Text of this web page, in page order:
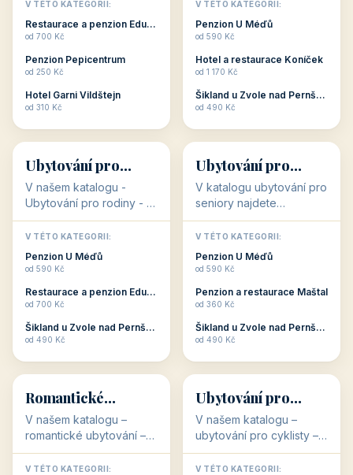
dovolenou přímo
souvisejí. Aktivní
odpočinek jso...
V TÉTO KATEGORII:
Restaurace a penzion Eduard
od 700 Kč
Penzion Pepicentrum
od 250 Kč
Hotel Garni Vildštejn
od 310 Kč
cenově dostupné
ubytování v ČR. Budete
c...
V TÉTO KATEGORII:
Penzion U Méďů
od 590 Kč
Hotel a restaurace Koníček
od 1 170 Kč
Šikland u Zvole nad Pernštejnem
od 490 Kč
👨‍👩‍👧‍👦
👨‍👩‍👧‍👦
34 objektů
Ubytování pro
rodiny
V našem katalogu -
Ubytování pro rodiny -
jsou pro Vás připraveny
objekty, které svojí
polohou či vybaveností,
nabízí klidné ubytování
V TÉTO KATEGORII:
Penzion U Méďů
od 590 Kč
Restaurace a penzion Eduard
od 700 Kč
Šikland u Zvole nad Pernštejnem
od 490 Kč
🧓
🧓
33 objektů
Ubytování pro
seniory
V katalogu ubytování pro
seniory najdete
penziony a hotely, které
jsou přizpůsobeny pro
ubytování klientů vyššího
věku. Některé z nich
V TÉTO KATEGORII:
Penzion U Méďů
od 590 Kč
Penzion a restaurace Maštal
od 360 Kč
Šikland u Zvole nad Pernštejnem
od 490 Kč
💕
💕
Romantické
ubytování
V našem katalogu –
romantické ubytování –
jsou pro Vás připraveny
objekty, které svojí
V TÉTO KATEGORII:
🚴
🚴
32 objektů
Ubytování pro
cyklisty
V našem katalogu –
ubytování pro cyklisty –
jsou pro Vás připraveny
objekty, které jsou na
V TÉTO KATEGORII: